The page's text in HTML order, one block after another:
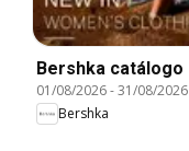
Bershka catálogo
01/08/2026-31/08/2026
Bershka